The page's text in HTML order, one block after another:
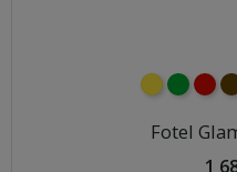
żółtyzielony
Fotel
1